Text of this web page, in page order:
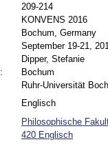
209-214
KONVENS 2016
Bochum, Germany
September 19-21,
Dipper, Stefanie
:
Bochum
Ruhr-Universität
Englisch
Philosophische
420 Englisch